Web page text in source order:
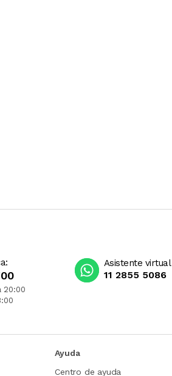
20:00
Asistente virtual
11 2855 5086
Ayuda
Centro de ayuda